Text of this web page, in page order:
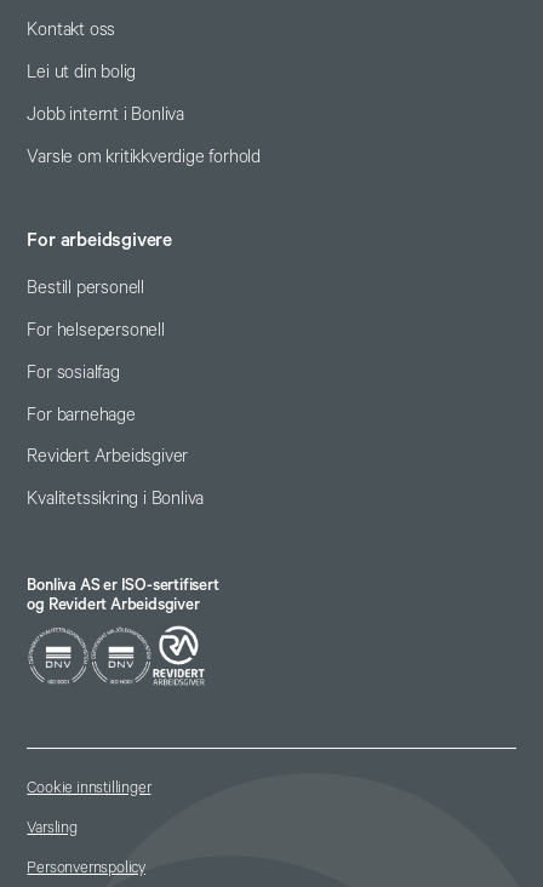
Kontakt oss
Lei ut din bolig
Jobb internt i Bonliva
Varsle om kritikkverdige forhold
For arbeidsgivere
Bestill personell
For helsepersonell
For sosialfag
For barnehage
Revidert Arbeidsgiver
Kvalitetssikring i Bonliva
Bonliva AS er ISO-sertifisert
og Revidert Arbeidsgiver
Cookie innstillinger
Varsling
Personvernspolicy